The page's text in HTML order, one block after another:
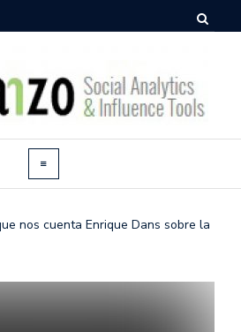
nos cuenta Enrique Dans sobre la